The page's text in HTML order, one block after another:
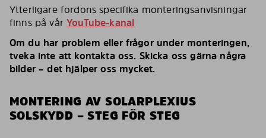
Ytterligare fordons specifika monteringsanvisningar
finns på vårYouTube-kanal
Om du har problem eller frågor under monteringen,
tveka inte att kontakta oss. Skicka oss gärna några
bilder – det hjälper oss mycket.
MONTERING AV SOLARPLEXIUS
SOLSKYDD – STEG FÖR STEG